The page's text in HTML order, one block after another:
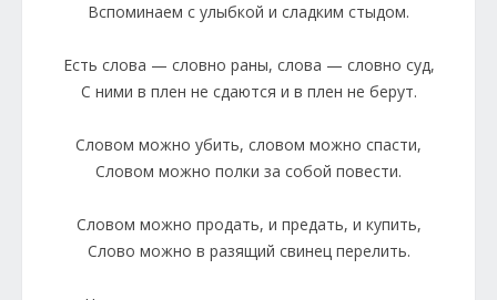
Вспоминаем с улыбкой и сладким стыдом.
Есть слова — словно раны, слова — словно суд,
С ними в плен не сдаются и в плен не берут.
Словом можно убить, словом можно спасти,
Словом можно полки за собой повести.
Словом можно продать, и предать, и купить,
Слово можно в разящий свинец перелить.